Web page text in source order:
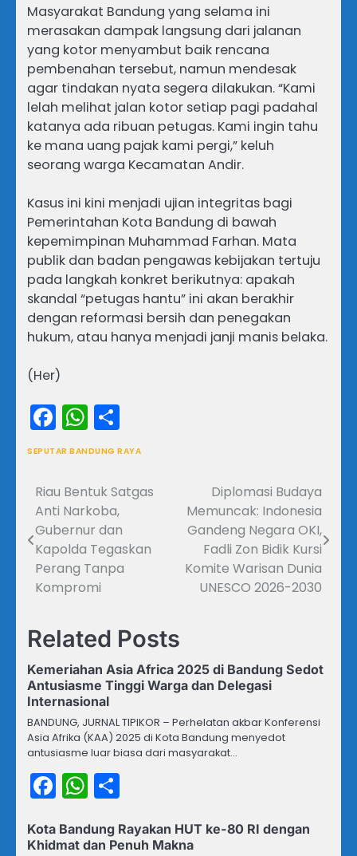
Masyarakat Bandung yang selama ini
merasakan dampak langsung dari jalanan
yang kotor menyambut baik rencana
pembenahan tersebut, namun mendesak
agar tindakan nyata segera dilakukan. “Kami
lelah melihat jalan kotor setiap pagi padahal
katanya ada ribuan petugas. Kami ingin tahu
ke mana uang pajak kami pergi,” keluh
seorang warga Kecamatan Andir.
Kasus ini kini menjadi ujian integritas bagi
Pemerintahan Kota Bandung di bawah
kepemimpinan Muhammad Farhan. Mata
publik dan badan pengawas kebijakan tertuju
pada langkah konkret berikutnya: apakah
skandal “petugas hantu” ini akan berakhir
dengan reformasi bersih dan penegakan
hukum, atau hanya menjadi janji manis belaka.
(Her)
Facebook
WhatsApp
SEPUTAR BANDUNG RAYA
Navigasi
pos
Riau Bentuk Satgas
Anti Narkoba,
Gubernur dan
Kapolda Tegaskan
Perang Tanpa
Kompromi
Diplomasi Budaya
Memuncak: Indonesia
Gandeng Negara OKI,
Fadli Zon Bidik Kursi
Komite Warisan Dunia
UNESCO 2026-2030
Related Posts
Kemeriahan Asia Africa 2025 di Bandung Sedot
Antusiasme Tinggi Warga dan Delegasi
Internasional
BANDUNG, JURNAL TIPIKOR – Perhelatan akbar Konferensi
Asia Afrika (KAA) 2025 di Kota Bandung menyedot
antusiasme luar biasa dari masyarakat…
Facebook
WhatsApp
Kota Bandung Rayakan HUT ke-80 RI dengan
Khidmat dan Penuh Makna